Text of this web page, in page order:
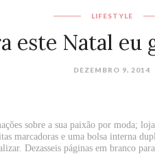
LIFESTYLE
este Natal eu
DEZEMBRO 9, 2014
sobre a sua paixão por moda;
marcadoras e uma bolsa interna
Dezasseis páginas em branco